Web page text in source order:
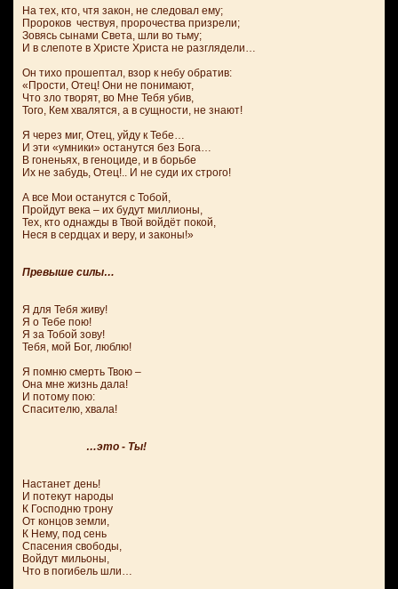
На тех, кто, чтя закон, не следовал ему;
Пророков чествуя, пророчества призрели;
Зовясь сынами Света, шли во тьму;
И в слепоте в Христе Христа не разглядели…
Он тихо прошептал, взор к небу обратив:
«Прости, Отец! Они не понимают,
Что зло творят, во Мне Тебя убив,
Того, Кем хвалятся, а в сущности, не знают!
Я через миг, Отец, уйду к Тебе…
И эти «умники» останутся без Бога…
В гоненьях, в геноциде, и в борьбе
Их не забудь, Отец!.. И не суди их строго!
А все Мои останутся с Тобой,
Пройдут века – их будут миллионы,
Тех, кто однажды в Твой войдёт покой,
Неся в сердцах и веру, и законы!»
Превыше силы…
Я для Тебя живу!
Я о Тебе пою!
Я за Тобой зову!
Тебя, мой Бог, люблю!
Я помню смерть Твою –
Она мне жизнь дала!
И потому пою:
Спасителю, хвала!
…это - Ты!
Настанет день!
И потекут народы
К Господню трону
От концов земли,
К Нему, под сень
Спасения свободы,
Войдут мильоны,
Что в погибель шли…